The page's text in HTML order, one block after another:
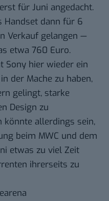
für Juni angedacht.
Handset dann für 6
Verkauf gelangen —
etwa 760 Euro.
Sony hier wieder ein
der Mache zu haben,
gelingt, starke
Design zu
könnte allerdings sein,
beim MWC und dem
etwas zu viel Zeit
ihrerseits zu